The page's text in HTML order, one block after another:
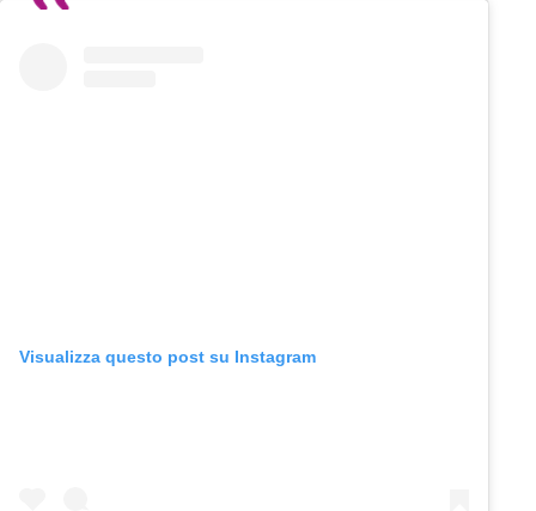
Visualizza questo post su Instagram